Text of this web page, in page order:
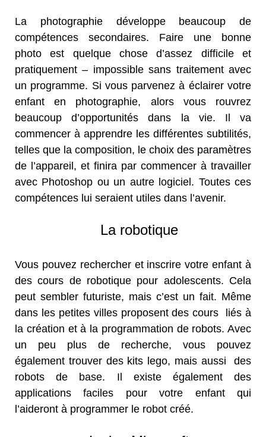
La photographie développe beaucoup de
compétences secondaires. Faire une bonne
photo est quelque chose d’assez difficile et
pratiquement – impossible sans traitement avec
un programme. Si vous parvenez à éclairer votre
enfant en photographie, alors vous rouvrez
beaucoup d’opportunités dans la vie. Il va
commencer à apprendre les différentes subtilités,
telles que la composition, le choix des paramètres
de l’appareil, et finira par commencer à travailler
avec Photoshop ou un autre logiciel. Toutes ces
compétences lui seraient utiles dans l’avenir.
La robotique
Vous pouvez rechercher et inscrire votre enfant à
des cours de robotique pour adolescents. Cela
peut sembler futuriste, mais c’est un fait. Même
dans les petites villes proposent des cours liés à
la création et à la programmation de robots. Avec
un peu plus de recherche, vous pouvez
également trouver des kits lego, mais aussi des
robots de base. Il existe également des
applications faciles pour votre enfant qui
l’aideront à programmer le robot créé.